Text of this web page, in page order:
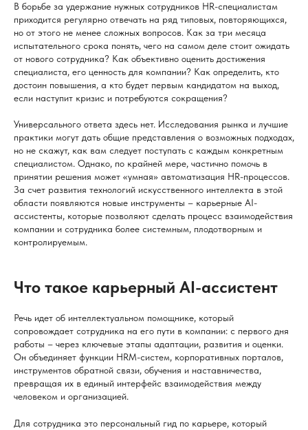
В борьбе за удержание нужных сотрудников HR-специалистам
приходится регулярно отвечать на ряд типовых, повторяющихся,
но от этого не менее сложных вопросов. Как за три месяца
испытательного срока понять, чего на самом деле стоит ожидать
от нового сотрудника? Как объективно оценить достижения
специалиста, его ценность для компании? Как определить, кто
достоин повышения, а кто будет первым кандидатом на выход,
если наступит кризис и потребуются сокращения?
Универсального ответа здесь нет. Исследования рынка и лучшие
практики могут дать общие представления о возможных подходах,
но не скажут, как вам следует поступать с каждым конкретным
специалистом. Однако, по крайней мере, частично помочь в
принятии решения может «умная» автоматизация HR-процессов.
За счет развития технологий искусственного интеллекта в этой
области появляются новые инструменты – карьерные AI-
ассистенты, которые позволяют сделать процесс взаимодействия
компании и сотрудника более системным, плодотворным и
контролируемым.
Что такое карьерный AI-ассистент
Речь идет об интеллектуальном помощнике, который
сопровождает сотрудника на его пути в компании: с первого дня
работы – через ключевые этапы адаптации, развития и оценки.
Он объединяет функции HRM-систем, корпоративных порталов,
инструментов обратной связи, обучения и наставничества,
превращая их в единый интерфейс взаимодействия между
человеком и организацией.
Для сотрудника это персональный гид по карьере, который